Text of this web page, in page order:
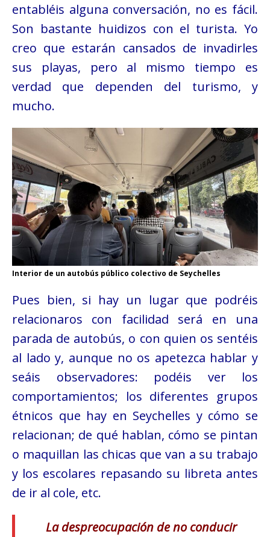
entabléis alguna conversación, no es fácil.
Son bastante huidizos con el turista. Yo
creo que estarán cansados de invadirles
sus playas, pero al mismo tiempo es
verdad que dependen del turismo, y
mucho.
Interior de un autobús público colectivo de Seychelles
Pues bien, si hay un lugar que podréis
relacionaros con facilidad será en una
parada de autobús, o con quien os sentéis
al lado y, aunque no os apetezca hablar y
seáis observadores: podéis ver los
comportamientos; los diferentes grupos
étnicos que hay en Seychelles y cómo se
relacionan; de qué hablan, cómo se pintan
o maquillan las chicas que van a su trabajo
y los escolares repasando su libreta antes
de ir al cole, etc.
La despreocupación de no conducir